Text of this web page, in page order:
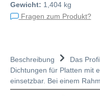
Gewicht: 1,404 kg
Fragen zum Produkt?
Beschreibung
Das
Dichtungen für Platten mit
einsetzbar. Bei einem